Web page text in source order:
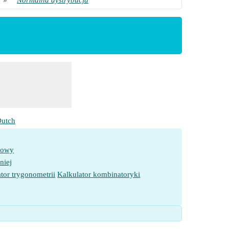
trygonometrii Kalkulator kombinatoryki